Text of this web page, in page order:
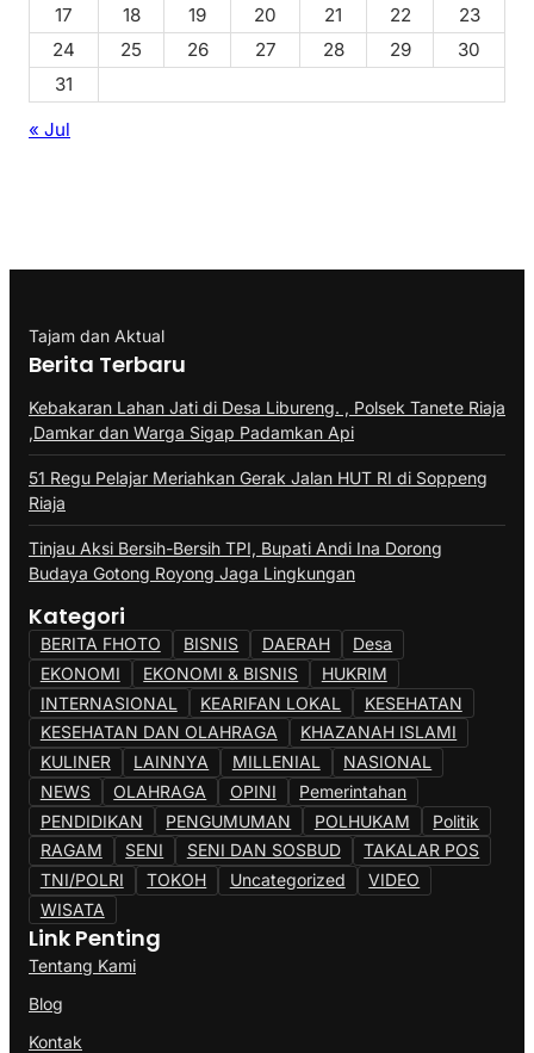
17
18 19 20 21 22
23
24
25 26 27 28 29
30
31
« Jul
Tajam dan Aktual
Berita Terbaru
Kebakaran Lahan Jati di Desa Libureng. , Polsek Tanete Riaja
,Damkar dan Warga Sigap Padamkan Api
51 Regu Pelajar Meriahkan Gerak Jalan HUT RI di Soppeng
Riaja
Tinjau Aksi Bersih-Bersih TPI, Bupati Andi Ina Dorong
Budaya Gotong Royong Jaga Lingkungan
Kategori
BERITA FHOTO BISNIS DAERAH
Desa
EKONOMI
EKONOMI & BISNIS
HUKRIM
INTERNASIONAL
KEARIFAN LOKAL
KESEHATAN
KESEHATAN DAN OLAHRAGA
KHAZANAH ISLAMI
KULINER
LAINNYA MILLENIAL
NASIONAL
NEWS
OLAHRAGA OPINI
Pemerintahan
PENDIDIKAN
PENGUMUMAN POLHUKAM
Politik
RAGAM
SENI SENI DAN SOSBUD
TAKALAR POS
TNI/POLRI
TOKOH Uncategorized
VIDEO
WISATA
Link Penting
Tentang Kami
Blog
Kontak